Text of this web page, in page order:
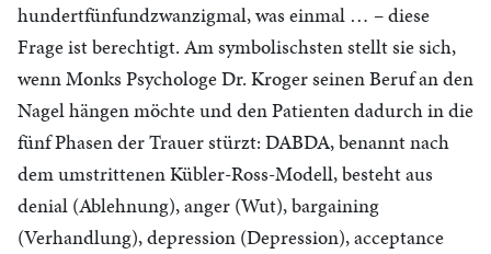
hundertfünfundzwanzigmal, was einmal … – diese
Frage ist berechtigt. Am symbolischsten stellt sie sich,
wenn Monks Psychologe Dr. Kroger seinen Beruf an den
Nagel hängen möchte und den Patienten dadurch in die
fünf Phasen der Trauer stürzt: DABDA, benannt nach
dem umstrittenen Kübler-Ross-Modell, besteht aus
denial (Ablehnung), anger (Wut), bargaining
(Verhandlung), depression (Depression), acceptance